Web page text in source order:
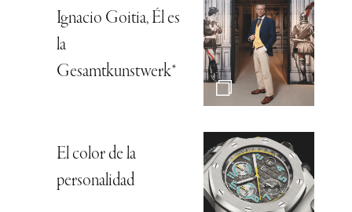
Ignacio Goitia, Él es
la
Gesamtkunstwerk*
El color de la
personalidad